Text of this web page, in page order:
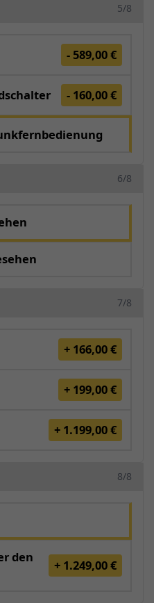
5/8
- 589,00 €
- 160,00 €
6/8
7/8
+ 166,00 €
+ 199,00 €
+ 1.199,00 €
8/8
den
+ 1.249,00 €